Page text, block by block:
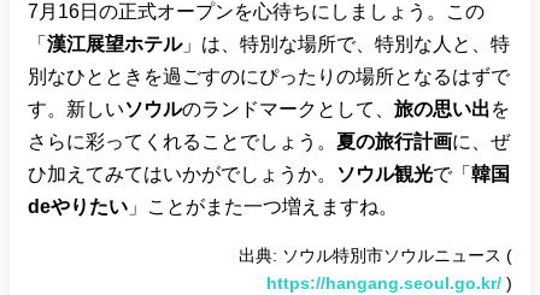
7月16日の正式オープンを心待ちにしましょう。この
「 漢江展望ホテル」は、特別な場所で、特別な人と、特
別なひとときを過ごすのにぴったりの場所となるはずで
す。新しいソウルのランドマークとして、 旅の思い出を
さらに彩ってくれることでしょう。 夏の旅行計画に、ぜ
ひ加えてみてはいかがでしょうか。
ソウル観光で「 韓国
deやりたい 」ことがまた一つ増えますね。
出典: ソウル特別市ソウルニュース (
https://hangang.seoul.go.kr/ )